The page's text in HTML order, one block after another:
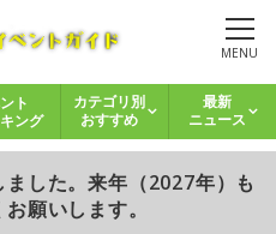
MENU
ト
ング
カテゴリ別
おすすめ
最新
ニュース
した。来年（2027年）も
願いします。